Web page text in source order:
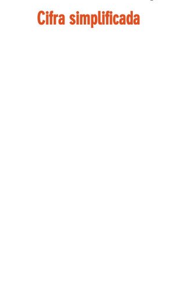
Cifra simplificada